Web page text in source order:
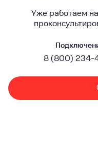
Уже работаем
8 (800) 234-